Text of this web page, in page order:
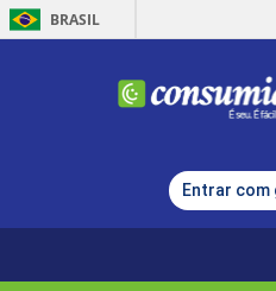
BRASIL
Entrar com